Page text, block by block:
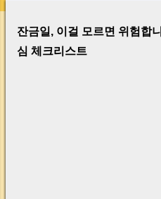
잔금일, 이걸 모르면 위험합
심 체크리스트